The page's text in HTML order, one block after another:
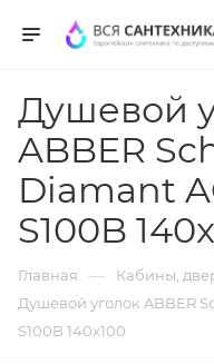
Душевой
ABBER
Diamant
S100B
Главная — Кабины,
Душевой уголок ABBER
S100B 140x100